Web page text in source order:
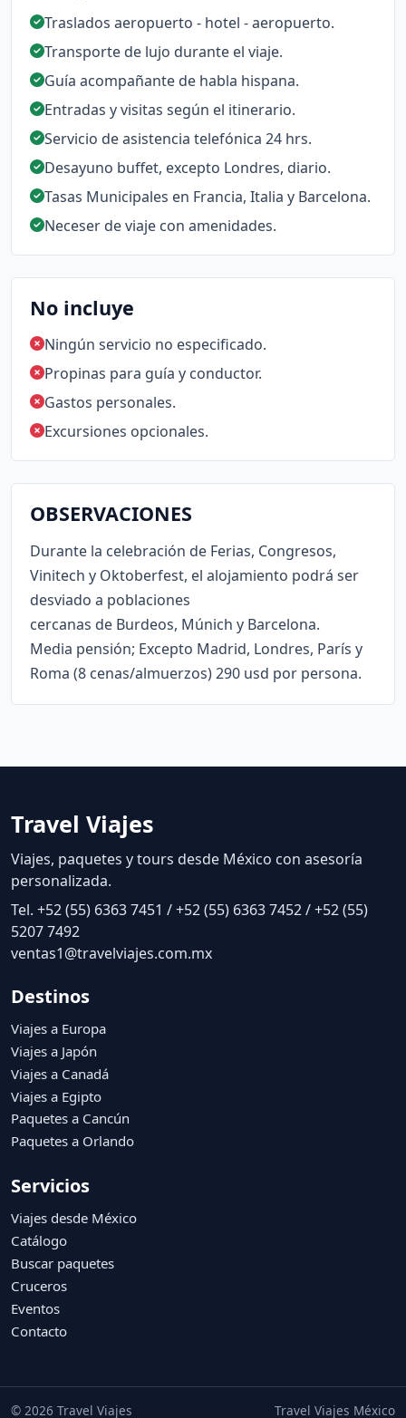
Traslados aeropuerto - hotel - aeropuerto.
Transporte de lujo durante el viaje.
Guía acompañante de habla hispana.
Entradas y visitas según el itinerario.
Servicio de asistencia telefónica 24 hrs.
Desayuno buffet, excepto Londres, diario.
Tasas Municipales en Francia, Italia y Barcelona.
Neceser de viaje con amenidades.
No incluye
Ningún servicio no especificado.
Propinas para guía y conductor.
Gastos personales.
Excursiones opcionales.
OBSERVACIONES
Durante la celebración de Ferias, Congresos,
Vinitech y Oktoberfest, el alojamiento podrá ser
desviado a poblaciones
cercanas de Burdeos, Múnich y Barcelona.
Media pensión; Excepto Madrid, Londres, París y
Roma (8 cenas/almuerzos) 290 usd por persona.
Travel Viajes
Viajes, paquetes y tours desde México con asesoría
personalizada.
Tel. +52 (55) 6363 7451 / +52 (55) 6363 7452 / +52 (55)
5207 7492
ventas1@travelviajes.com.mx
Destinos
Viajes a Europa
Viajes a Japón
Viajes a Canadá
Viajes a Egipto
Paquetes a Cancún
Paquetes a Orlando
Servicios
Viajes desde México
Catálogo
Buscar paquetes
Cruceros
Eventos
Contacto
© 2026 Travel Viajes Travel Viajes México